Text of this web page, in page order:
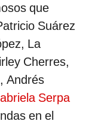
que
Suárez
La
Cherres,
Andrés
Serpa
en el